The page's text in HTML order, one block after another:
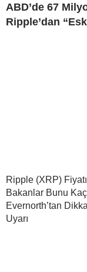
ABD’de 67
Ripple’dan
Ripple (XRP)
Bakanlar Bunu
Evernorth’tan
Uyarı